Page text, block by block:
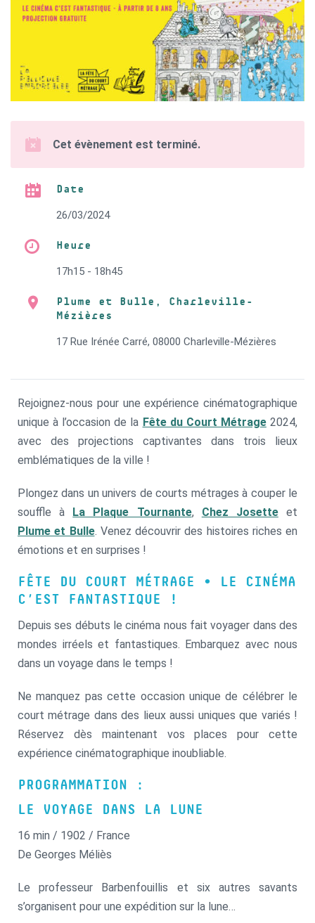
Cet évènement est terminé.
Date
26/03/2024
Heure
17h15 - 18h45
Plume et Bulle, Charleville-
Mézières
17 Rue Irénée Carré, 08000 Charleville-Mézières
Rejoignez-nous pour une expérience cinématographique
unique à l’occasion de la Fête du Court Métrage2024,
avec des projections captivantes dans trois lieux
emblématiques de la ville !
Plongez dans un univers de courts métrages à couper le
souffle à
La Plaque Tournante, Chez Josetteet
Plume et Bulle. Venez découvrir des histoires riches en
émotions et en surprises !
FÊTE DU COURT MÉTRAGE • LE CINÉMA
C’EST FANTASTIQUE !
Depuis ses débuts le cinéma nous fait voyager dans des
mondes irréels et fantastiques. Embarquez avec nous
dans un voyage dans le temps !
Ne manquez pas cette occasion unique de célébrer le
court métrage dans des lieux aussi uniques que variés !
Réservez dès maintenant vos places pour cette
expérience cinématographique inoubliable.
PROGRAMMATION :
LE VOYAGE DANS LA LUNE
16 min / 1902 / France
De Georges Méliès
Le professeur Barbenfouillis et six autres savants
s’organisent pour une expédition sur la lune…